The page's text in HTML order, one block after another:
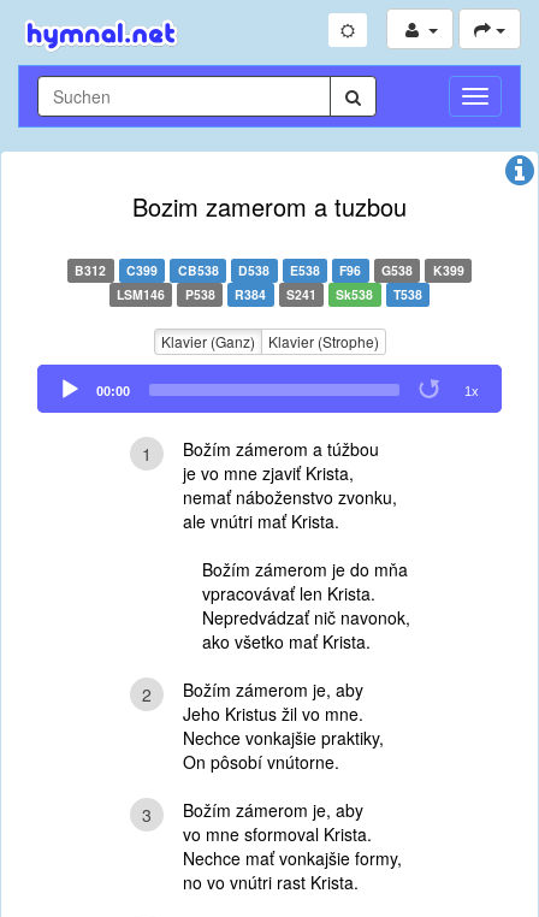
Bozim zamerom a tuzbou
B312 C399 CB538 D538 E538 F96 G538
K399
LSM146
P538 R384 S241 Sk538 T538
Klavier (Ganz) Klavier (Strophe)
Audio
Player
00:00 1x
1
Božím zámerom a túžbou
je vo mne zjaviť Krista,
nemať náboženstvo zvonku,
ale vnútri mať Krista.
Božím zámerom je do mňa
vpracovávať len Krista.
Nepredvádzať nič navonok,
ako všetko mať Krista.
2
Božím zámerom je, aby
Jeho Kristus žil vo mne.
Nechce vonkajšie praktiky,
On pôsobí vnútorne.
3
Božím zámerom je, aby
vo mne sformoval Krista.
Nechce mať vonkajšie formy,
no vo vnútri rast Krista.